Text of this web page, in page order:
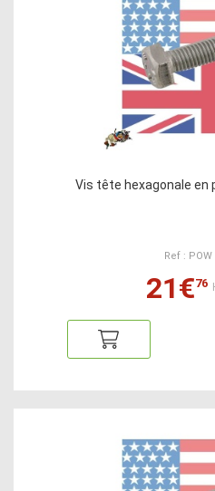
Vis tête hexagonale en
Ref : POW
21€76